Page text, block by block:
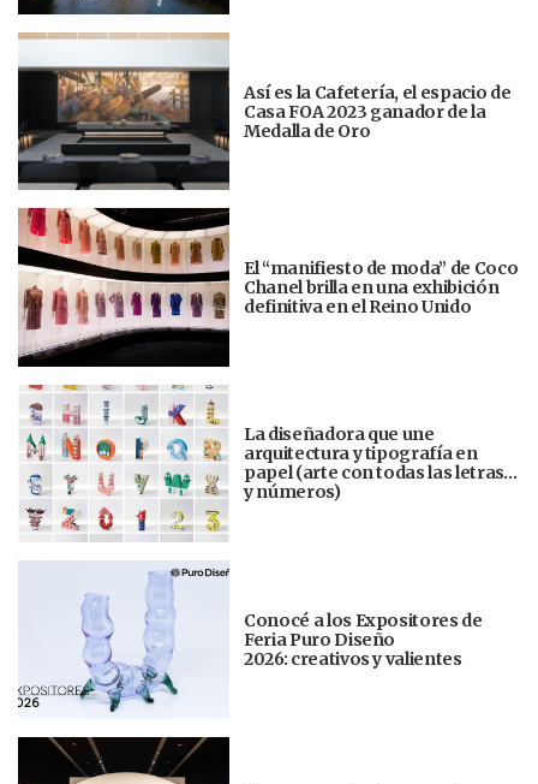
Así es la Cafetería, el espacio de
Casa FOA 2023 ganador de la
Medalla de Oro
El “manifiesto de moda” de Coco
Chanel brilla en una exhibición
definitiva en el Reino Unido
La diseñadora que une
arquitectura y tipografía en
papel (arte con todas las letras…
y números)
Conocé a los Expositores de
Feria Puro Diseño
2026: creativos y valientes